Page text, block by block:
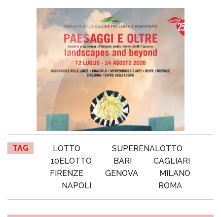
TAG LOTTO
SUPERENALOTTO
10ELOTTO
BARI
CAGLIARI
FIRENZE
GENOVA
MILANO
NAPOLI
ROMA